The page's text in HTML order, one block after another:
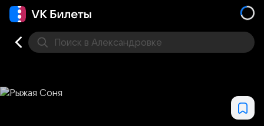
Поиск в Александровке